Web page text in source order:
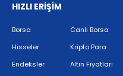
HIZLI ERİŞİM
Borsa
Hisseler
Endeksler
Canlı Borsa
Kripto Para
Altın Fiyatları